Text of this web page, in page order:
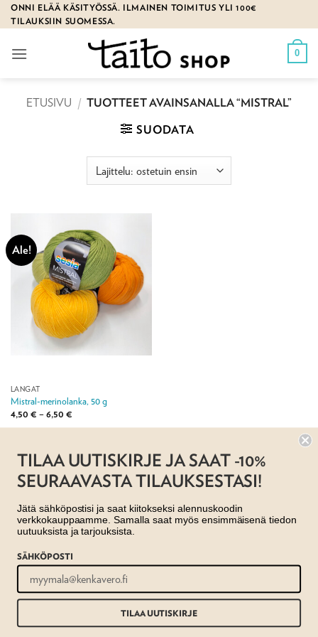
Skip
to
ONNI ELÄÄ KÄSITYÖSSÄ. ILMAINEN TOIMITUS YLI 100€
TILAUKSIIN SUOMESSA.
0
ETUSIVU / TUOTTEET AVAINSANALLA “MISTRAL”
SUODATA
Ale!
LANGAT
Mistral-merinolanka, 50 g
4,50 € – 6,50 €Hintaluokka:
AJANKOHTAISTA
REKISTERISELOSTE
TILAUS- JA TOIMITUSEHDOT
Copyright 2026 ©Taito shop
TILAA UUTISKIRJE JA SAAT -10%
SEURAAVASTA TILAUKSESTASI!
Jätä sähköpostisi ja saat kiitokseksi alennuskoodin
verkkokauppaamme. Samalla saat myös ensimmäisenä tiedon
uutuuksista ja tarjouksista.
SÄHKÖPOSTI
TILAA UUTISKIRJE